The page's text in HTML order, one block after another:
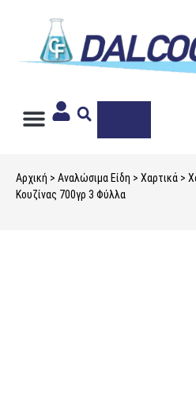
Αρχική > Αναλώσιμα Είδη > Χαρτικά >
Κουζίνας 700γρ 3 Φύλλα